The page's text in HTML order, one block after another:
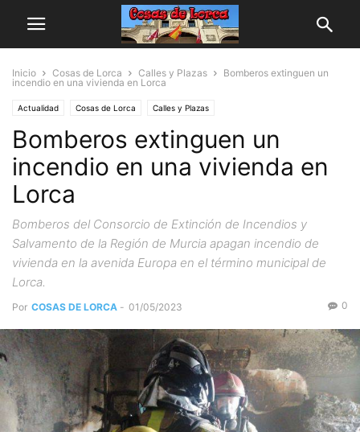
Inicio Cosas de Lorca Calles y Plazas
Bomberos extinguen un
incendio en una vivienda en Lorca
Actualidad Cosas de Lorca Calles y Plazas
Bomberos extinguen un
incendio en una vivienda en
Lorca
Bomberos del Consorcio de Extinción de Incendios y
Salvamento de la Región de Murcia apagan incendio de
vivienda en la avenida Europa en el término municipal de
Lorca.
Por COSAS DE LORCA - 01/05/2023 0